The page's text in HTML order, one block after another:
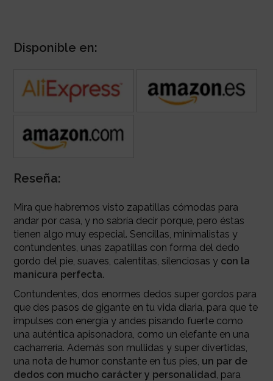
Disponible en:
Reseña:
Mira que habremos visto zapatillas cómodas para
andar por casa, y no sabría decir porque, pero éstas
tienen algo muy especial. Sencillas, minimalistas y
contundentes, unas zapatillas con forma del dedo
gordo del pie, suaves, calentitas, silenciosas y con la
manicura perfecta.
Contundentes, dos enormes dedos super gordos para
que des pasos de gigante en tu vida diaria, para que te
impulses con energía y andes pisando fuerte como
una auténtica apisonadora, como un elefante en una
cacharrería. Además son mullidas y super divertidas,
una nota de humor constante en tus pies, un par de
dedos con mucho carácter y personalidad , para